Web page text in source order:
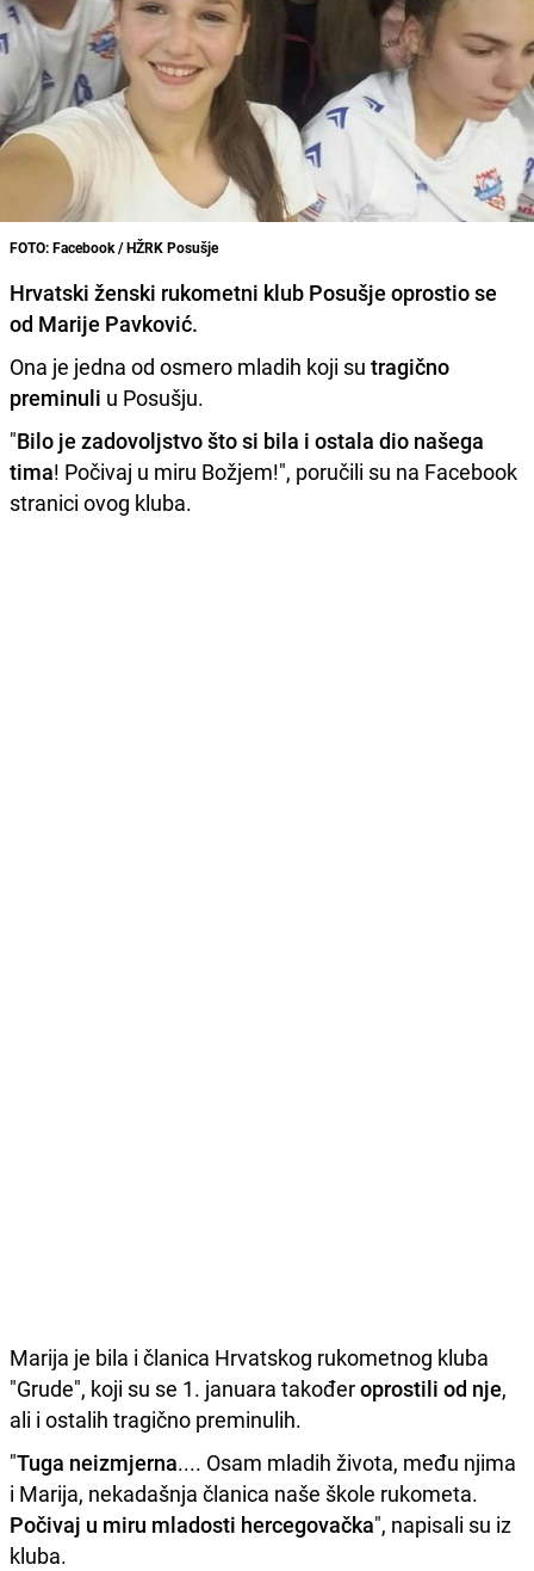
FOTO: Facebook / HŽRK Posušje
Hrvatski ženski rukometni klub Posušje oprostio se
od Marije Pavković.
Ona je jedna od osmero mladih koji su tragično
preminuli u Posušju.
"Bilo je zadovoljstvo što si bila i ostala dio našega
tima! Počivaj u miru Božjem!", poručili su na Facebook
stranici ovog kluba.
Marija je bila i članica Hrvatskog rukometnog kluba
"Grude", koji su se 1. januara takođeroprostili od nje,
ali i ostalih tragično preminulih.
"Tuga neizmjerna.... Osam mladih života, među njima
i Marija, nekadašnja članica naše škole rukometa.
Počivaj u miru mladosti hercegovačka", napisali su iz
kluba.